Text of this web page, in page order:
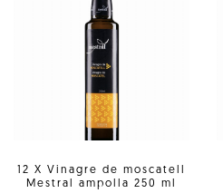
12 X Vinagre de moscatell
Mestral ampolla 250 ml